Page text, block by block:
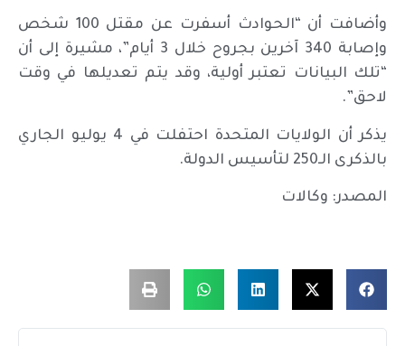
وأضافت أن “الحوادث أسفرت عن مقتل 100 شخص
وإصابة 340 آخرين بجروح خلال 3 أيام”، مشيرة إلى أن
“تلك البيانات تعتبر أولية، وقد يتم تعديلها في وقت
لاحق”.
يذكر أن الولايات المتحدة احتفلت في 4 يوليو الجاري
بالذكرى الـ250 لتأسيس الدولة.
المصدر: وكالات